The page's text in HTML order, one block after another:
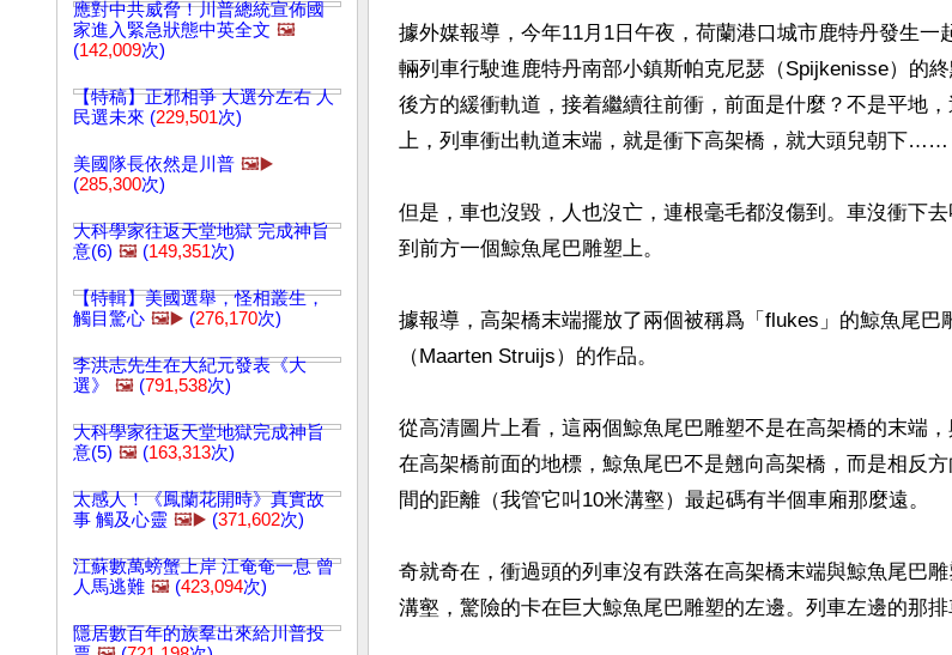
應對中共威脅！川普總統宣佈國
家進入緊急狀態中英全文 🖼️
(142,009次)
【特稿】正邪相爭 大選分左右 人
民選未來 (229,501次)
美國隊長依然是川普 🖼️▶️
(285,300次)
大科學家往返天堂地獄 完成神旨
意(6) 🖼️ (149,351次)
【特輯】美國選舉，怪相叢生，
觸目驚心 🖼️▶️ (276,170次)
李洪志先生在大紀元發表《大
選》
🖼️ (791,538次)
大科學家往返天堂地獄完成神旨
意(5) 🖼️ (163,313次)
太感人！《鳳蘭花開時》真實故
事 觸及心靈 🖼️▶️ (371,602次)
江蘇數萬螃蟹上岸 江奄奄一息 曾
人馬逃難 🖼️ (423,094次)
隱居數百年的族羣出來給川普投
據外媒報導，今年11月1日午夜，荷蘭港口城市鹿特丹發生一
輛列車行駛進鹿特丹南部小鎮斯帕克尼瑟（Spijkenisse）的
後方的緩衝軌道，接着繼續往前衝，前面是什麼？不是平地
上，列車衝出軌道末端，就是衝下高架橋，就大頭兒朝下……
但是，車也沒毀，人也沒亡，連根毫毛都沒傷到。車沒衝下
到前方一個鯨魚尾巴雕塑上。
據報導，高架橋末端擺放了兩個被稱爲「flukes」的鯨魚尾巴
（Maarten Struijs）的作品。
從高清圖片上看，這兩個鯨魚尾巴雕塑不是在高架橋的末端
在高架橋前面的地標，鯨魚尾巴不是翹向高架橋，而是相反
間的距離（我管它叫10米溝壑）最起碼有半個車廂那麼遠。
奇就奇在，衝過頭的列車沒有跌落在高架橋末端與鯨魚尾巴